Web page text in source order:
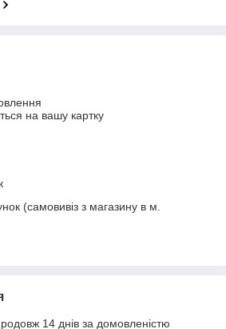
на вашу картку
(самовивіз з магазину в м.
14 днів за домовленістю